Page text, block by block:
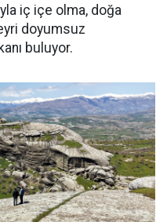
iç içe olma, doğa
doyumsuz
buluyor.